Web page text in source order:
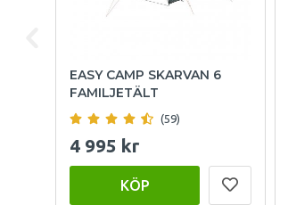
EASY CAMP SKARVAN 6
FAMILJETÄLT
(59)
4 995 kr
KÖP